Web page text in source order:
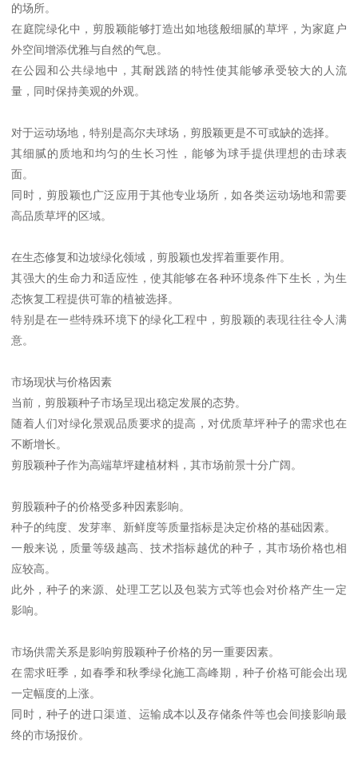
的场所。
在庭院绿化中，剪股颖能够打造出如地毯般细腻的草坪，为家庭户
外空间增添优雅与自然的气息。
在公园和公共绿地中，其耐践踏的特性使其能够承受较大的人流
量，同时保持美观的外观。
对于运动场地，特别是高尔夫球场，剪股颖更是不可或缺的选择。
其细腻的质地和均匀的生长习性，能够为球手提供理想的击球表
面。
同时，剪股颖也广泛应用于其他专业场所，如各类运动场地和需要
高品质草坪的区域。
在生态修复和边坡绿化领域，剪股颖也发挥着重要作用。
其强大的生命力和适应性，使其能够在各种环境条件下生长，为生
态恢复工程提供可靠的植被选择。
特别是在一些特殊环境下的绿化工程中，剪股颖的表现往往令人满
意。
市场现状与价格因素
当前，剪股颖种子市场呈现出稳定发展的态势。
随着人们对绿化景观品质要求的提高，对优质草坪种子的需求也在
不断增长。
剪股颖种子作为高端草坪建植材料，其市场前景十分广阔。
剪股颖种子的价格受多种因素影响。
种子的纯度、发芽率、新鲜度等质量指标是决定价格的基础因素。
一般来说，质量等级越高、技术指标越优的种子，其市场价格也相
应较高。
此外，种子的来源、处理工艺以及包装方式等也会对价格产生一定
影响。
市场供需关系是影响剪股颖种子价格的另一重要因素。
在需求旺季，如春季和秋季绿化施工高峰期，种子价格可能会出现
一定幅度的上涨。
同时，种子的进口渠道、运输成本以及存储条件等也会间接影响最
终的市场报价。